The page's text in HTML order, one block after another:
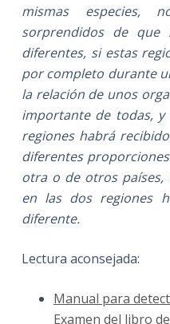
mismas especies,
sorprendidos de que
diferentes, si estas
por completo durante
la relación de unos
importante de todas,
regiones habrá
diferentes
otra o de otros países,
en las dos regiones
diferente.
Lectura aconsejada:
Manual para
Examen del libro